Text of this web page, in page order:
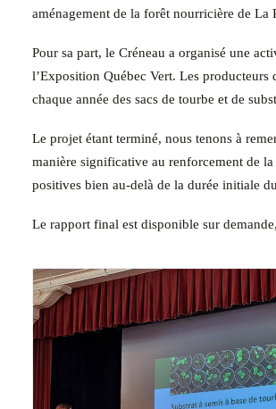
aménagement de la forêt nourricière de
Pour sa part, le Créneau a organisé une
l’Exposition Québec Vert. Les
chaque année des sacs de tourbe et de
Le projet étant terminé, nous tenons à
manière significative au renforcement de
positives bien au-delà de la durée initiale
Le rapport final est disponible sur